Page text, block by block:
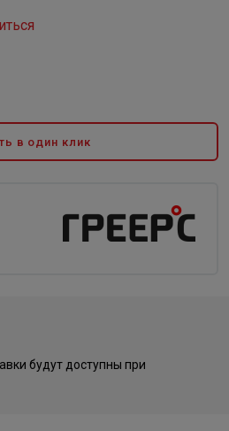
в один клик
будут доступны при